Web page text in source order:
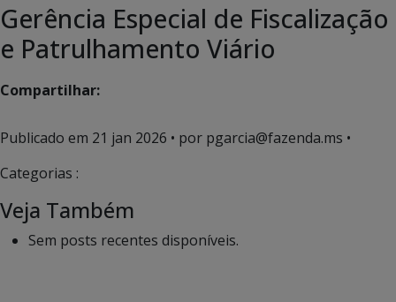
Gerência Especial de Fiscalização
e Patrulhamento Viário
Compartilhar:
Publicado em 21 jan 2026 • por pgarcia@fazenda.ms •
Categorias :
Veja Também
Sem posts recentes disponíveis.